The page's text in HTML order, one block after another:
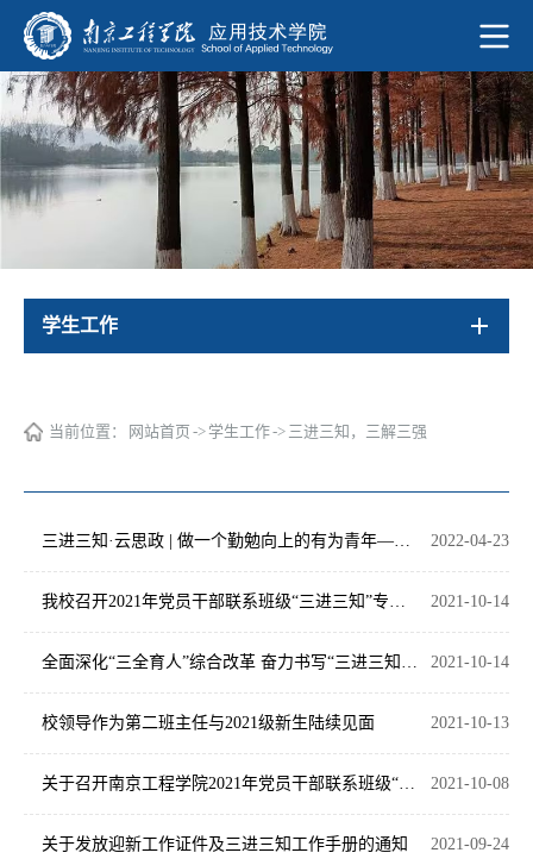
学生工作
当前位置： 网站首页 ->学生工作-> 三进三知，三解三强
2022-04-23
2021-10-14
2021-10-14
2021-10-13
校领导作为第二班主任与2021级新生陆续见面
2021-10-08
2021-09-24
关于发放迎新工作证件及三进三知工作手册的通知